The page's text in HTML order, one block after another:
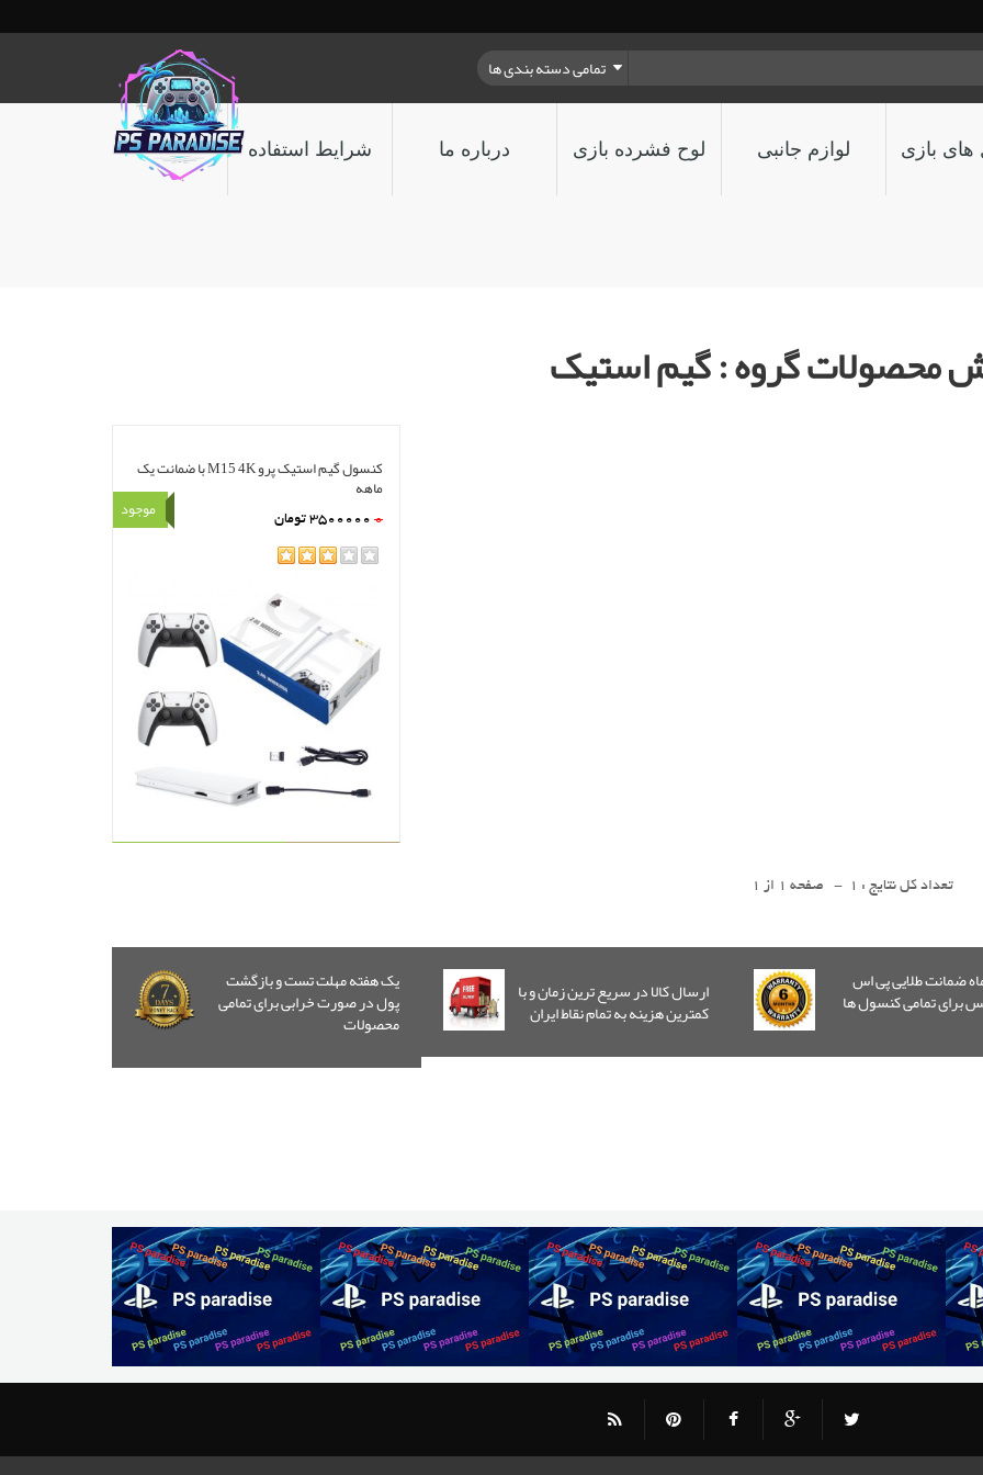
تمامی دسته بندی ها
بازی لوازم جانبی لوح فشرده بازی درباره ما شرایط استفاده
محصولات گروه : گیم استیک
موجود
کنسول گیم استیک پرو M15 4K با ضمانت یک
ماهه
0
3500000 تومان
سبد خرید مشاهده
تعداد کل نتایج : 1 - صفحه 1 از 1
یک هفته مهلت تست و بازگشت
پول در صورت خرابی برای تمامی
محصولات
ارسال کالا در سریع ترین زمان و با
کمترین هزینه به تمام نقاط ایران
ضمانت طلایی پی اس
برای تمامی کنسول ها